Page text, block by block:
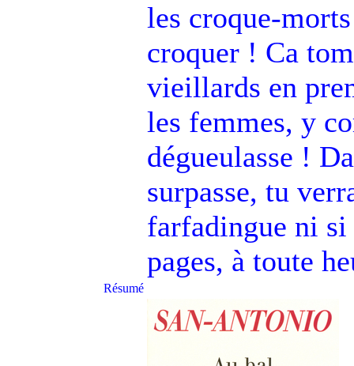
les croque-
croquer ! Ca
vieillards en
les femmes, y
dégueulasse !
surpasse, tu
farfadingue ni
pages, à toute
Résumé